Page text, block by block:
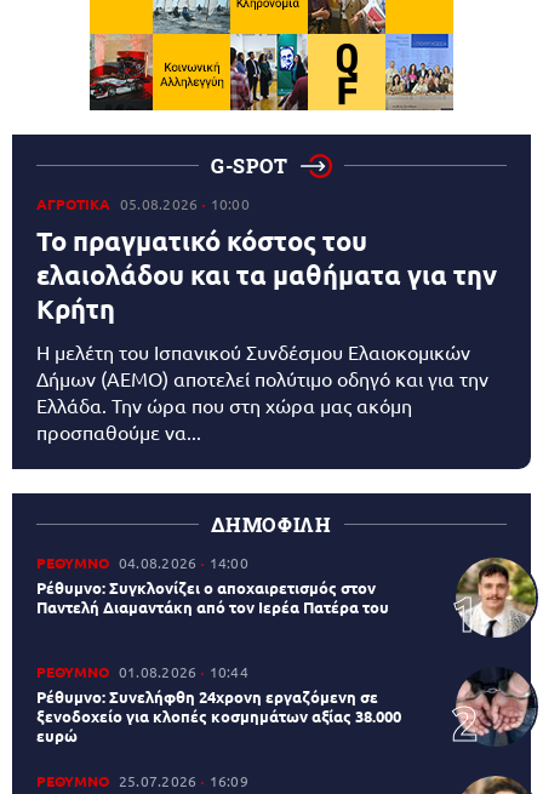
G-SPOT
ΑΓΡΟΤΙΚΑ 05.08.2026 10:00
Το πραγματικό κόστος του
ελαιολάδου και τα μαθήματα για την
Κρήτη
Η μελέτη του Ισπανικού Συνδέσμου Ελαιοκομικών
Δήμων (AEMO) αποτελεί πολύτιμο οδηγό και για την
Ελλάδα. Την ώρα που στη χώρα μας ακόμη
προσπαθούμε να...
ΔΗΜΟΦΙΛΗ
ΡΕΘΥΜΝΟ 04.08.2026 14:00
Ρέθυμνο: Συγκλονίζει ο αποχαιρετισμός στον
Παντελή Διαμαντάκη από τον Ιερέα Πατέρα του
ΡΕΘΥΜΝΟ 01.08.2026 10:44
Ρέθυμνο: Συνελήφθη 24χρονη εργαζόμενη σε
ξενοδοχείο για κλοπές κοσμημάτων αξίας 38.000
ευρώ
ΡΕΘΥΜΝΟ 25.07.2026 16:09